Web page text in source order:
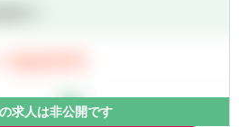
M&A 及び資金調達に関するトランザ
・サポート業務
求人は非公開です